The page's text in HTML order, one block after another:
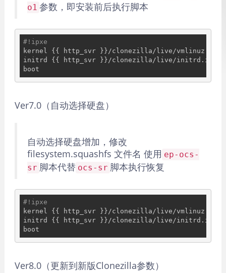
o1 参数，即安装前后执行脚本
#!ipxe
kernel {{ http_svr }}/clonezilla/live/vmlinuz
initrd {{ http_svr }}/clonezilla/live/initrd.img
Ver7.0（自动选择硬盘）
自动选择硬盘增加，修改
filesystem.squashfs 文件名 使用 ep-ocs-
sr 脚本代替 ocs-sr 脚本执行恢复
#!ipxe
kernel {{ http_svr }}/clonezilla/live/vmlinuz
initrd {{ http_svr }}/clonezilla/live/initrd.img
Ver8.0（更新到新版Clonezilla参数）